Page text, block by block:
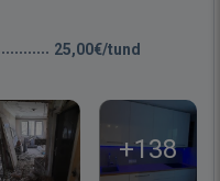
25,00€/tund
+138